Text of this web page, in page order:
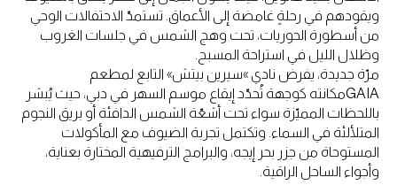
ويقودهم في رحلةٍ غامضة إلى الأعماق. تستمدّ الاحتفالات الوحي
من أسطورة الحوريات، تحت وهج الشمس في جلسات الغروب
وظلال الليل في استراحة المسبح.
مرّة جديدة، يفرض نادي »سيرين بيتش» التابع لمطعم
GAIAمكانته كوجهة تُحدّد إيقاع موسم السهر في دبي، حيث يُبشر
باللحظات المميّزة سواء تحت أشعّة الشمس الدافئة أو بريق النجوم
المتلألئة في السماء. وتكتمل تجربة الضيوف مع المأكولات
المستوحاة من جزر بحر إيجه، والبرامج الترفيهية المختارة بعناية،
وأجواء الساحل الراقية.